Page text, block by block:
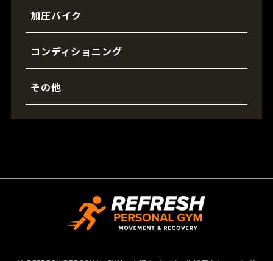
加圧バイク
コンディショニング
その他